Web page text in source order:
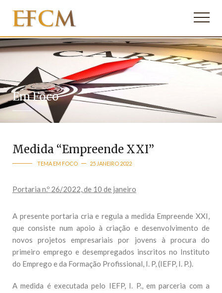
Em Foco
Medida “Empreende XXI”
TEMA EM FOCO 25 JANEIRO 2022
Portaria n.º 26/2022, de 10 de janeiro
A presente portaria cria e regula a medida Empreende XXI,
que consiste num apoio à criação e desenvolvimento de
novos projetos empresariais por jovens à procura do
primeiro emprego e desempregados inscritos no Instituto
do Emprego e da Formação Profissional, I. P, (IEFP, I. P.).
A medida é executada pelo IEFP, I. P., em parceria com a